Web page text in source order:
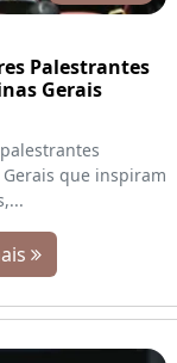
Palestrantes
Gerais
que inspiram